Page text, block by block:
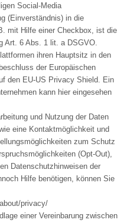
Social-Media
(Einverständnis) in die
mit Hilfe einer Checkbox, ist die
Art. 6 Abs. 1 lit. a DSGVO.
ihren Hauptsitz in den
der Europäischen
den EU-US Privacy Shield. Ein
kann hier eingesehen
und Nutzung der Daten
eine Kontaktmöglichkeit und
zum Schutz
(Opt-Out),
Datenschutzhinweisen der
Hilfe benötigen, können Sie
privacy/
einer Vereinbarung zwischen